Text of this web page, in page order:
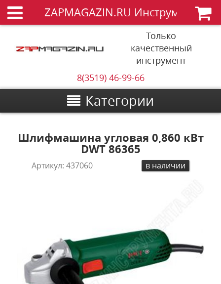
ZAPMAGAZIN.RU Инструменты
Только
качественный
инструмент
8(3519) 46-99-66
Категории
Шлифмашина угловая 0,860 кВт
DWT 86365
Артикул:437060 в наличии